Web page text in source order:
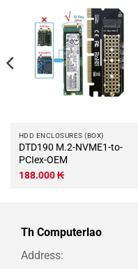
HDD ENCLOSURES (BOX)
DTD190 M.2-NVME1-to-
PCIex-OEM
188.000₭
Th Computerlao
Address: